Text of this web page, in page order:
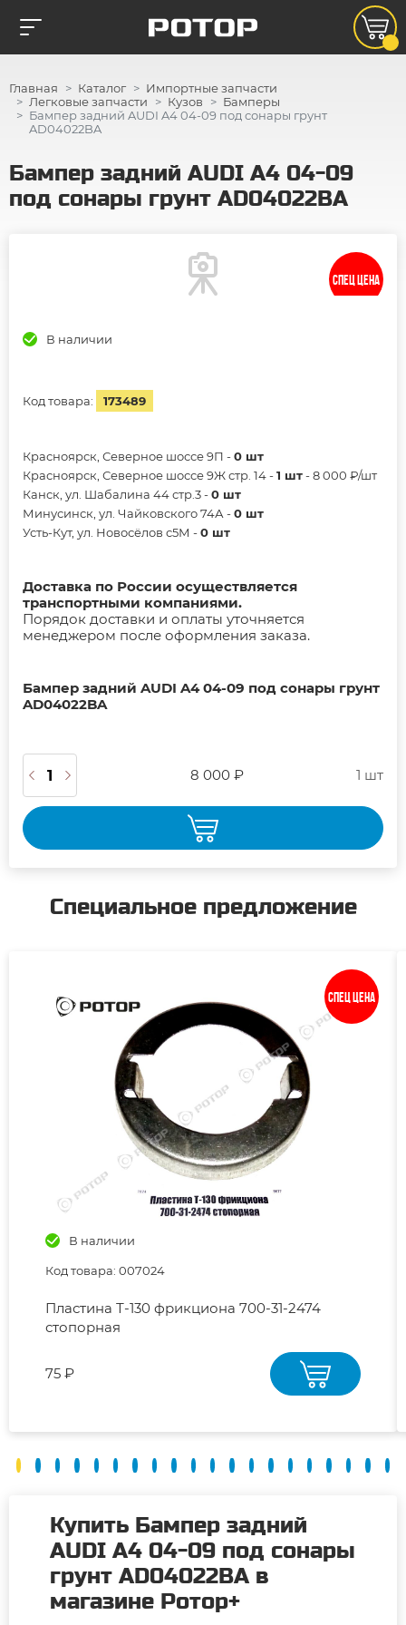
Главная Каталог
Импортные запчасти
Легковые запчасти
Кузов
Бамперы
Бампер задний AUDI A4 04-09 под сонары грунт
AD04022BA
Бампер задний AUDI A4 04-09
под сонары грунт AD04022BA
СПЕЦ ЦЕНА
В наличии
Код товара: 173489
Красноярск, Северное шоссе 9П -0 шт
Красноярск, Северное шоссе 9Ж стр. 14 -1 шт- 8 000 ₽/шт
Канск, ул. Шабалина 44 стр.3 -0 шт
Минусинск, ул. Чайковского 74А -0 шт
Усть-Кут, ул. Новосёлов с5М -0 шт
Доставка по России осуществляется
транспортными компаниями.
Порядок доставки и оплаты уточняется
менеджером после оформления заказа.
Бампер задний AUDI A4 04-09 под сонары грунт
AD04022BA
8 000 ₽ 1 шт
Специальное предложение
Спец цена
В наличии
Код товара: 007024
Пластина Т-130 фрикциона 700-31-2474
стопорная
75 ₽
Купить Бампер задний
AUDI A4 04-09 под сонары
грунт AD04022BA в
магазине Ротор+